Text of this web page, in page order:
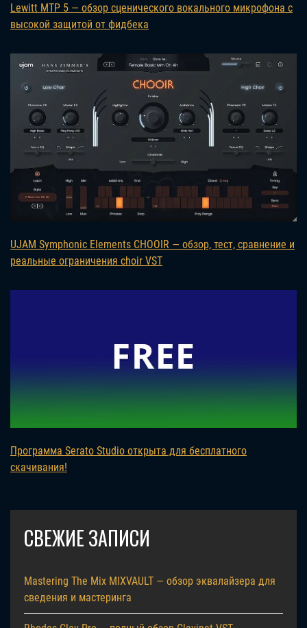
Lewitt MTP 5 — обзор сценического вокального микрофона с
высокой защитой от фидбека
UJAM Symphonic Elements CHOOIR — обзор, тест, сравнение и
реальные ограничения choir VST
Программа Serato Studio открыта для бесплатного
скачивания!
СВЕЖИЕ ЗАПИСИ
Mastering The Mix MIXVAULT — обзор эквалайзера для
сведения и мастеринга